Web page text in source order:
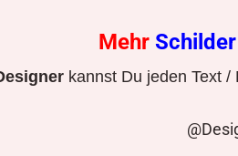
Mehr
kannst Du jeden Text /